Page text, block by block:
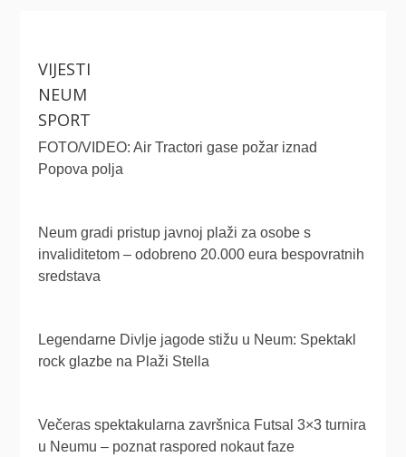
VIJESTI
NEUM
SPORT
FOTO/VIDEO: Air Tractori gase požar iznad
Popova polja
Neum gradi pristup javnoj plaži za osobe s
invaliditetom – odobreno 20.000 eura bespovratnih
sredstava
Legendarne Divlje jagode stižu u Neum: Spektakl
rock glazbe na Plaži Stella
Večeras spektakularna završnica Futsal 3×3 turnira
u Neumu – poznat raspored nokaut faze